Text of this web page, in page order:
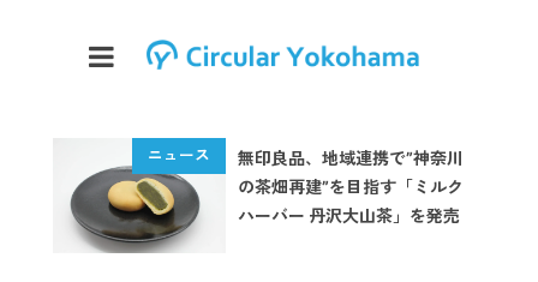
無印良品、地域連携で”神奈川
の茶畑再建”を目指す「ミルク
ハーバー 丹沢大山茶」を発売